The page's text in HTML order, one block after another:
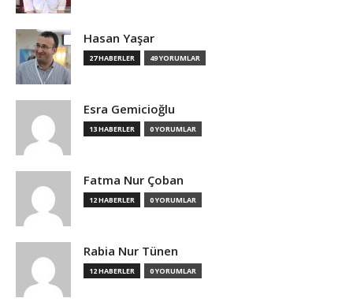
Hasan Yaşar
27 HABERLER 49 YORUMLAR
Esra Gemicioğlu
13 HABERLER 0 YORUMLAR
Fatma Nur Çoban
12 HABERLER 0 YORUMLAR
Rabia Nur Tünen
12 HABERLER 0 YORUMLAR